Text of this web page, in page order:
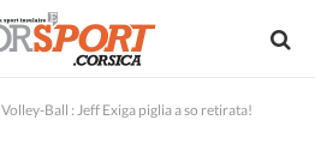
Volley-Ball : Jeff Exiga piglia a so retirata!